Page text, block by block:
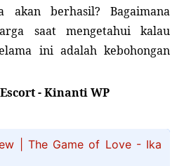
akan berhasil? Bagaimana
saat mengetahui kalau
ini adalah kebohongan
- Kinanti WP
| The Game of Love - Ika